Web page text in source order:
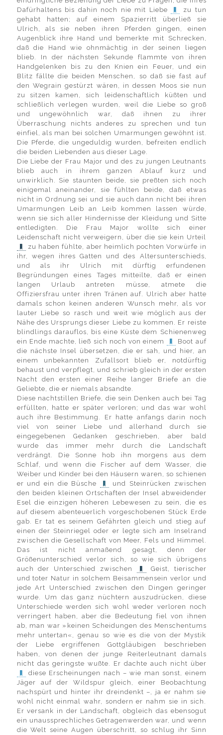
Dafürhaltens bis dahin noch nie mit Liebe
zu tun
gehabt hatten; auf einem Spazierritt überließ sie
Ulrich, als sie neben ihren Pferden gingen, einen
Augenblick ihre Hand und bemerkte mit Schrecken,
daß die Hand wie ohnmächtig in der seinen liegen
blieb. In der nächsten Sekunde flammte von ihren
Handgelenken bis zu den Knien ein Feuer, und ein
Blitz fällte die beiden Menschen, so daß sie fast auf
den Wegrain gestürzt wären, in dessen Moos sie nun
zu sitzen kamen, sich leidenschaftlich küßten und
schließlich verlegen wurden, weil die Liebe so groß
und ungewöhnlich war, daß ihnen zu ihrer
Überraschung nichts anderes zu sprechen und tun
einfiel, als man bei solchen Umarmungen gewöhnt ist.
Die Pferde, die ungeduldig wurden, befreiten endlich
die beiden Liebenden aus dieser Lage.
Die Liebe der Frau Major und des zu jungen Leutnants
blieb auch in ihrem ganzen Ablauf kurz und
unwirklich. Sie staunten beide, sie preßten sich noch
einigemal aneinander, sie fühlten beide, daß etwas
nicht in Ordnung sei und sie auch dann nicht bei ihren
Umarmungen Leib an Leib kommen lassen würde,
wenn sie sich aller Hindernisse der Kleidung und Sitte
entledigten. Die Frau Major wollte sich einer
Leidenschaft nicht verweigern, über die sie kein Urteil
zu haben fühlte, aber heimlich pochten Vorwürfe in
ihr, wegen ihres Gatten und des Altersunterschieds,
und als ihr Ulrich mit dürftig erfundenen
Begründungen eines Tages mitteilte, daß er einen
langen Urlaub antreten müsse, atmete die
Offiziersfrau unter ihren Tränen auf. Ulrich aber hatte
damals schon keinen anderen Wunsch mehr, als vor
lauter Liebe so rasch und weit wie möglich aus der
Nähe des Ursprungs dieser Liebe zu kommen. Er reiste
blindlings darauflos, bis eine Küste dem Schienenweg
ein Ende machte, ließ sich noch von einem
Boot auf
die nächste Insel übersetzen, die er sah, und hier, an
einem unbekannten Zufallsort blieb er, notdürftig
behaust und verpflegt, und schrieb gleich in der ersten
Nacht den ersten einer Reihe langer Briefe an die
Geliebte, die er niemals absandte.
Diese nachtstillen Briefe, die sein Denken auch bei Tag
erfüllten, hatte er später verloren; und das war wohl
auch ihre Bestimmung. Er hatte anfangs darin noch
viel von seiner Liebe und allerhand durch sie
eingegebenen Gedanken geschrieben, aber bald
wurde das immer mehr durch die Landschaft
verdrängt. Die Sonne hob ihn morgens aus dem
Schlaf, und wenn die Fischer auf dem Wasser, die
Weiber und Kinder bei den Häusern waren, so schienen
er und ein die Büsche
und Steinrücken zwischen
den beiden kleinen Ortschaften der Insel abweidender
Esel die einzigen höheren Lebewesen zu sein, die es
auf diesem abenteuerlich vorgeschobenen Stück Erde
gab. Er tat es seinem Gefährten gleich und stieg auf
einen der Steinriegel oder er legte sich am Inselrand
zwischen die Gesellschaft von Meer, Fels und Himmel.
Das ist nicht anmaßend gesagt, denn der
Größenunterschied verlor sich, so wie sich übrigens
auch der Unterschied zwischen
Geist, tierischer
und toter Natur in solchem Beisammensein verlor und
jede Art Unterschied zwischen den Dingen geringer
wurde. Um das ganz nüchtern auszudrücken, diese
Unterschiede werden sich wohl weder verloren noch
verringert haben, aber die Bedeutung fiel von ihnen
ab, man war »keinen Scheidungen des Menschentums
mehr untertan«, genau so wie es die von der Mystik
der Liebe ergriffenen Gottgläubigen beschrieben
haben, von denen der junge Reiterleutnant damals
nicht das geringste wußte. Er dachte auch nicht über
diese Erscheinungen nach – wie man sonst, einem
Jäger auf der Wildspur gleich, einer Beobachtung
nachspürt und hinter ihr dreindenkt –, ja er nahm sie
wohl nicht einmal wahr, sondern er nahm sie in sich.
Er versank in der Landschaft, obgleich das ebensogut
ein unaussprechliches Getragenwerden war, und wenn
die Welt seine Augen überschritt, so schlug ihr Sinn